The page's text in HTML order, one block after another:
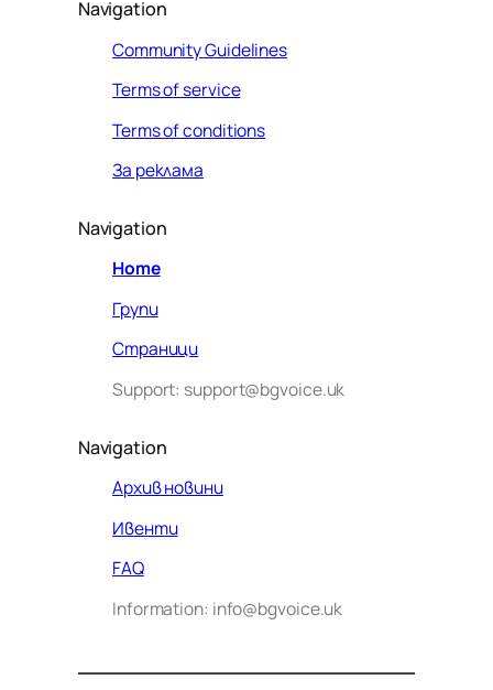
Navigation
Community Guidelines
Terms of service
Terms of conditions
За реклама
Navigation
Home
Групи
Страници
Support: support@bgvoice.uk
Navigation
Архив новини
Ивенти
FAQ
Information: info@bgvoice.uk
VOICE UK. С какво мога да